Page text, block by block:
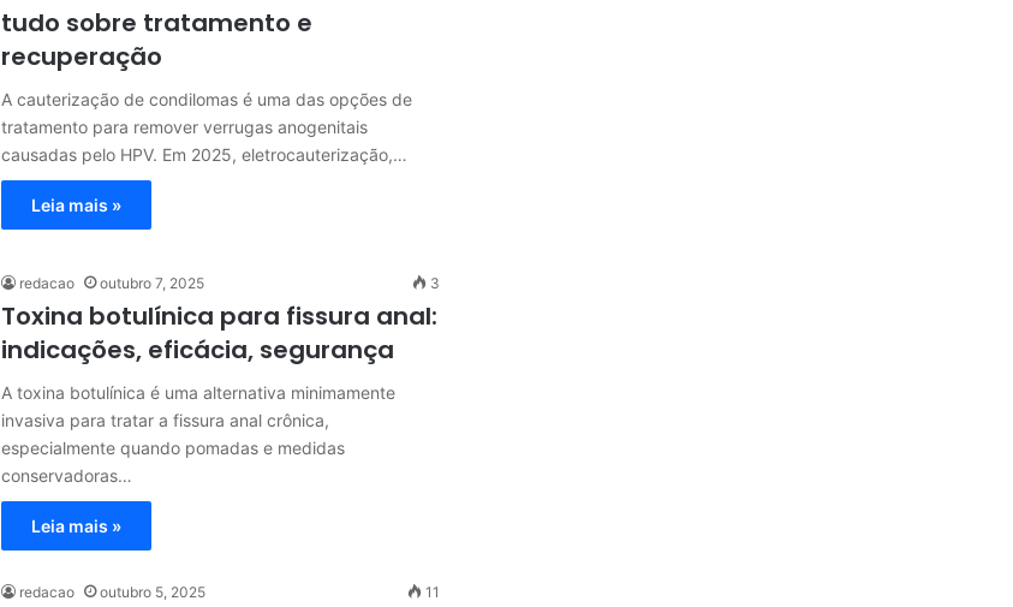
tudo sobre tratamento e
recuperação
A cauterização de condilomas é uma das opções de
tratamento para remover verrugas anogenitais
causadas pelo HPV. Em 2025, eletrocauterização,…
Leia mais »
redacao outubro 7, 2025 3
Toxina botulínica para fissura anal:
indicações, eficácia, segurança
A toxina botulínica é uma alternativa minimamente
invasiva para tratar a fissura anal crônica,
especialmente quando pomadas e medidas
conservadoras…
Leia mais »
redacao outubro 5, 2025 11